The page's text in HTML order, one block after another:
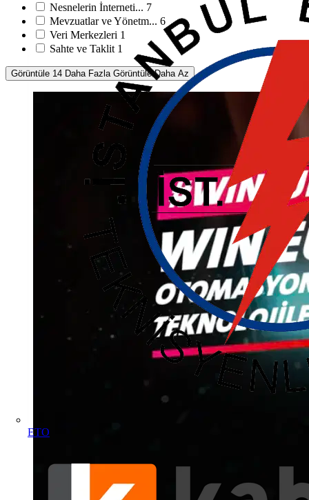
ETO
Nesnelerin İnterneti... 7
Mevzuatlar ve Yönetm... 6
Veri Merkezleri 1
Sahte ve Taklit 1
Görüntüle 14 Daha Fazla Görüntüle Daha Az